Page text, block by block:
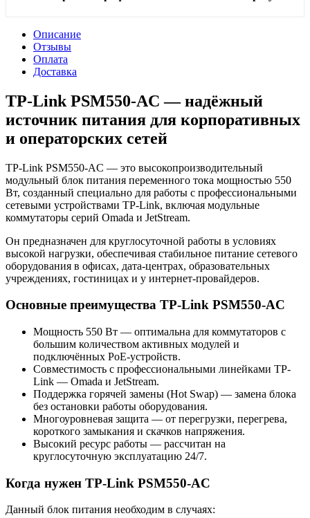
Описание
Отзывы
Оплата
Доставка
TP-Link PSM550-AC — надёжный
источник питания для корпоративных
и операторских сетей
TP-Link PSM550-AC — это высокопроизводительный
модульный блок питания переменного тока мощностью 550
Вт, созданный специально для работы с профессиональными
сетевыми устройствами TP-Link, включая модульные
коммутаторы серий Omada и JetStream.
Он предназначен для круглосуточной работы в условиях
высокой нагрузки, обеспечивая стабильное питание сетевого
оборудования в офисах, дата-центрах, образовательных
учреждениях, гостиницах и у интернет-провайдеров.
Основные преимущества TP-Link PSM550-AC
Мощность 550 Вт — оптимальна для коммутаторов с
большим количеством активных модулей и
подключённых PoE-устройств.
Совместимость с профессиональными линейками TP-
Link — Omada и JetStream.
Поддержка горячей замены (Hot Swap) — замена блока
без остановки работы оборудования.
Многоуровневая защита — от перегрузки, перегрева,
короткого замыкания и скачков напряжения.
Высокий ресурс работы — рассчитан на
круглосуточную эксплуатацию 24/7.
Когда нужен TP-Link PSM550-AC
Данный блок питания необходим в случаях: